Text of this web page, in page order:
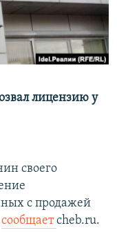
лицензию у
своего
с продажей
сообщаетcheb.ru.